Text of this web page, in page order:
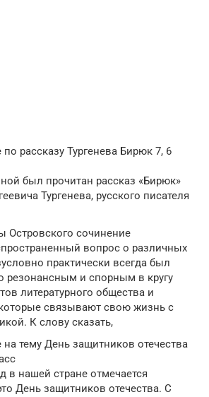
рассказу Тургенева Бирюк 7, 6
был прочитан рассказ «Бирюк»
Тургенева, русского писателя
Островского сочинение
вопрос о различных
практически всегда был
резонансным и спорным в кругу
литературного общества и
связывают свою жизнь с
К слову сказать,
тему День защитников отечества
в нашей стране отмечается
День защитников отечества. С